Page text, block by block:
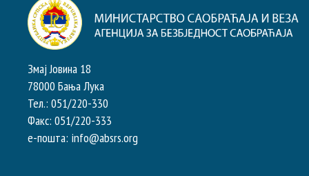
Змај Јовина 18
78000 Бања Лука
Тел.: 051/220-330
Факс: 051/220-333
e-пошта: info@absrs.org